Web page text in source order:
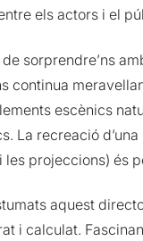
els actors i el
sorprendre’ns
continua
escènics
La recreació d’una
les projeccions) és
aquest
i calculat.